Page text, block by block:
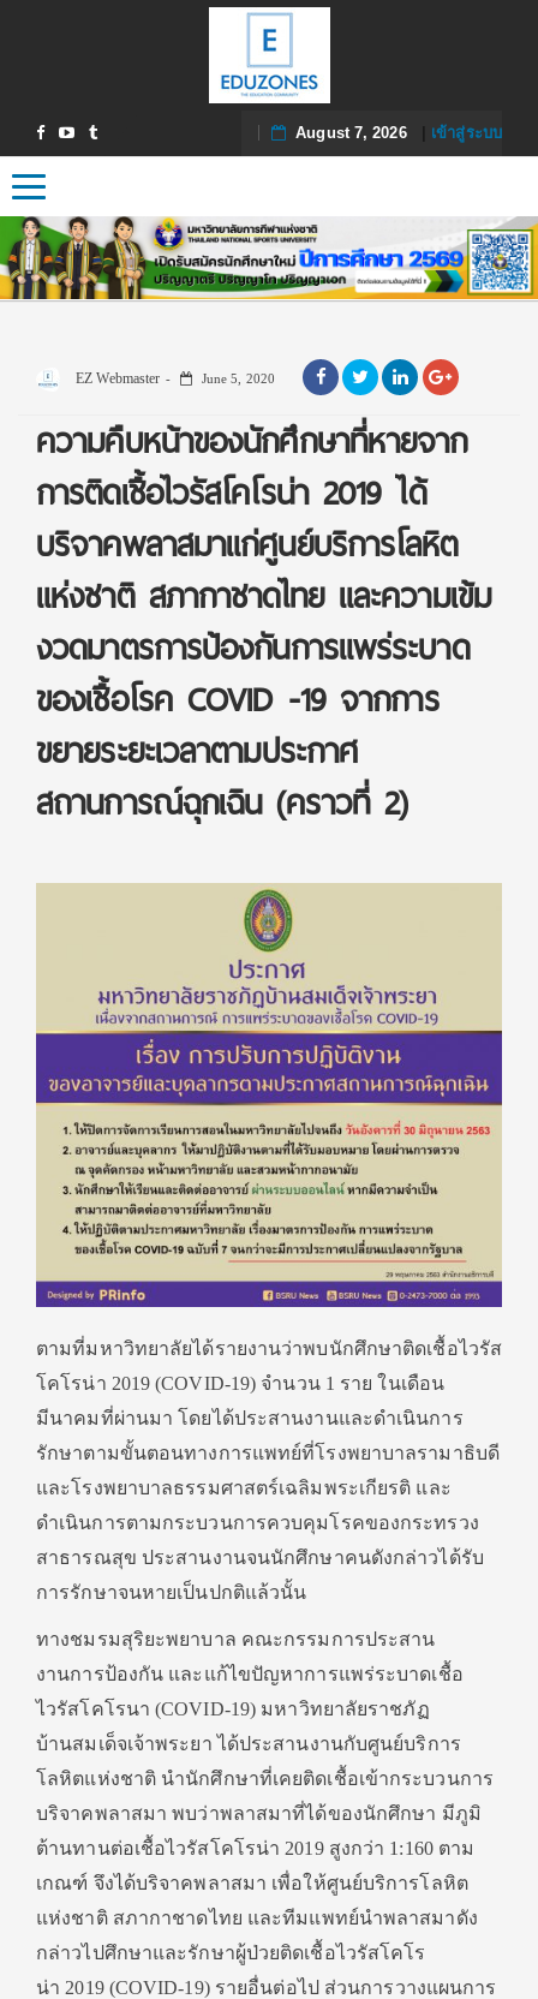
August 7, 2026| เข้าสู่ระบบ
Toggle navigation
EZ Webmaster June 5, 2020
ความคืบหน้าของนักศึกษาที่หายจาก
การติดเชื้อไวรัสโคโรน่า 2019 ได้
บริจาคพลาสมาแก่ศูนย์บริการโลหิต
แห่งชาติ สภากาชาดไทย และความเข้ม
งวดมาตรการป้องกันการแพร่ระบาด
ของเชื้อโรค COVID -19 จากการ
ขยายระยะเวลาตามประกาศ
สถานการณ์ฉุกเฉิน (คราวที่ 2)
ตามที่มหาวิทยาลัยได้รายงานว่าพบนักศึกษาติดเชื้อไวรัส
โคโรน่า 2019 (COVID-19) จำนวน 1 ราย ในเดือน
มีนาคมที่ผ่านมา โดยได้ประสานงานและดำเนินการ
รักษาตามขั้นตอนทางการแพทย์ที่โรงพยาบาลรามาธิบดี
และโรงพยาบาลธรรมศาสตร์เฉลิมพระเกียรติ และ
ดำเนินการตามกระบวนการควบคุมโรคของกระทรวง
สาธารณสุข ประสานงานจนนักศึกษาคนดังกล่าวได้รับ
การรักษาจนหายเป็นปกติแล้วนั้น
ทางชมรมสุริยะพยาบาล คณะกรรมการประสาน
งานการป้องกัน และแก้ไขปัญหาการแพร่ระบาดเชื้อ
ไวรัสโคโรนา (COVID-19) มหาวิทยาลัยราชภัฏ
บ้านสมเด็จเจ้าพระยา ได้ประสานงานกับศูนย์บริการ
โลหิตแห่งชาติ นำนักศึกษาที่เคยติดเชื้อเข้ากระบวนการ
บริจาคพลาสมา พบว่าพลาสมาที่ได้ของนักศึกษา มีภูมิ
ต้านทานต่อเชื้อไวรัสโคโรน่า 2019 สูงกว่า 1:160 ตาม
เกณฑ์ จึงได้บริจาคพลาสมา เพื่อให้ศูนย์บริการโลหิต
แห่งชาติ สภากาชาดไทย และทีมแพทย์นำพลาสมาดัง
กล่าวไปศึกษาและรักษาผู้ป่วยติดเชื้อไวรัสโคโร
น่า 2019 (COVID-19) รายอื่นต่อไป ส่วนการวางแผนการ